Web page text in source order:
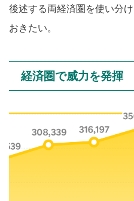
後述する両経済圏を使い分
おきたい。
経済圏で威力を発揮